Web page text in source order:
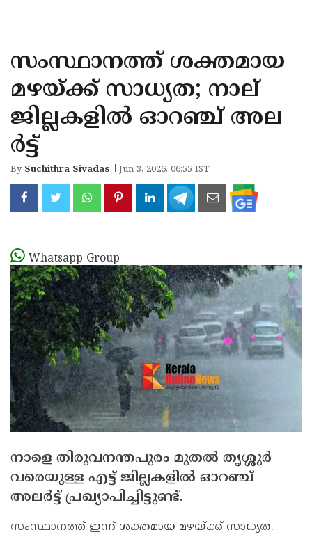
KANNUR
KASARAGOD
സംസ്ഥാനത്ത് ശക്തമായ
മഴയ്ക്ക് സാധ്യത; നാല്
ജില്ലകളില്‍ ഓറഞ്ച് അല
ര്‍ട്ട്
By Suchithra Sivadas Jun 3, 2026, 06:55 IST
Whatsapp Group
നാളെ തിരുവനന്തപുരം മുതല്‍ തൃശ്ശൂര്‍
വരെയുള്ള എട്ട് ജില്ലകളില്‍ ഓറഞ്ച്
അലര്‍ട്ട് പ്രഖ്യാപിച്ചിട്ടുണ്ട്.
സംസ്ഥാനത്ത് ഇന്ന് ശക്തമായ മഴയ്ക്ക് സാധ്യത.